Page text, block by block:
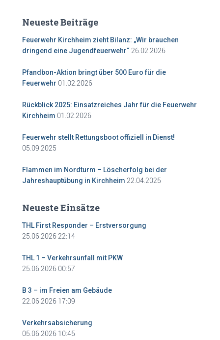
Neueste Beiträge
Feuerwehr Kirchheim zieht Bilanz: „Wir brauchen
dringend eine Jugendfeuerwehr“ 26.02.2026
Pfandbon-Aktion bringt über 500 Euro für die
Feuerwehr 01.02.2026
Rückblick 2025: Einsatzreiches Jahr für die Feuerwehr
Kirchheim 01.02.2026
Feuerwehr stellt Rettungsboot offiziell in Dienst!
05.09.2025
Flammen im Nordturm – Löscherfolg bei der
Jahreshauptübung in Kirchheim 22.04.2025
Neueste Einsätze
THL First Responder – Erstversorgung
25.06.2026 22:14
THL 1 – Verkehrsunfall mit PKW
25.06.2026 00:57
B 3 – im Freien am Gebäude
22.06.2026 17:09
Verkehrsabsicherung
05.06.2026 10:45